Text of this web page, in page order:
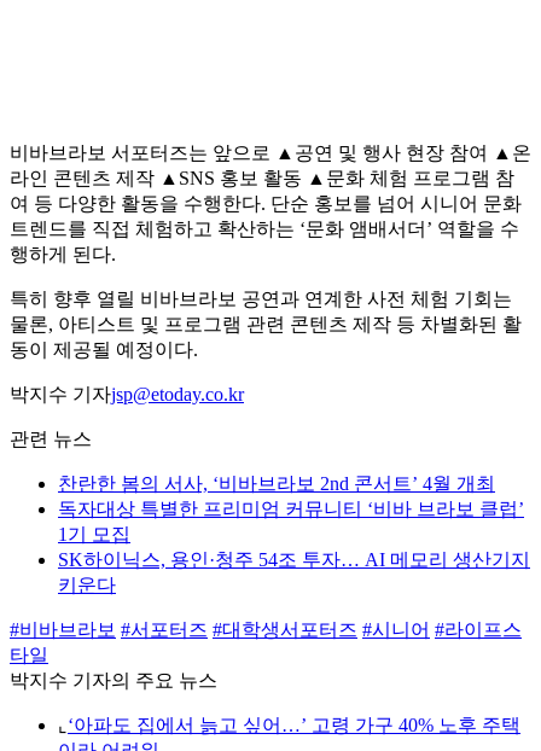
비바브라보 서포터즈는 앞으로 ▲공연 및 행사 현장 참여 ▲온
라인 콘텐츠 제작 ▲SNS 홍보 활동 ▲문화 체험 프로그램 참
여 등 다양한 활동을 수행한다. 단순 홍보를 넘어 시니어 문화
트렌드를 직접 체험하고 확산하는 ‘문화 앰배서더’ 역할을 수
행하게 된다.
특히 향후 열릴 비바브라보 공연과 연계한 사전 체험 기회는
물론, 아티스트 및 프로그램 관련 콘텐츠 제작 등 차별화된 활
동이 제공될 예정이다.
박지수 기자jsp@etoday.co.kr
관련 뉴스
찬란한 봄의 서사, ‘비바브라보 2nd 콘서트’ 4월 개최
독자대상 특별한 프리미엄 커뮤니티 ‘비바 브라보 클럽’
1기 모집
SK하이닉스, 용인·청주 54조 투자… AI 메모리 생산기지
키운다
#비바브라보 #서포터즈 #대학생서포터즈 #시니어 #라이프스
타일
박지수 기자의 주요 뉴스
⌞ ‘아파도 집에서 늙고 싶어…’ 고령 가구 40% 노후 주택